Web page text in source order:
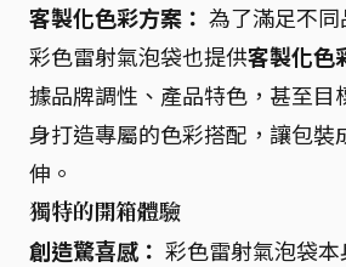
客製化色彩方案： 為了滿足不同
彩色雷射氣泡袋也提供客製化色
據品牌調性、產品特色，甚至目
身打造專屬的色彩搭配，讓包裝
伸。
獨特的開箱體驗
創造驚喜感： 彩色雷射氣泡袋